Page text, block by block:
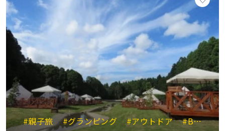
#親子旅 #グランピング #アウトドア #BBQ